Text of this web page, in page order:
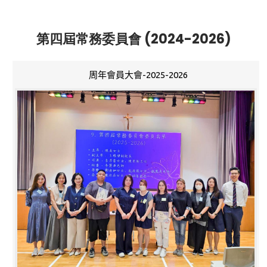
第四屆常務委員會 (2024-2026)
周年會員大會-2025-2026